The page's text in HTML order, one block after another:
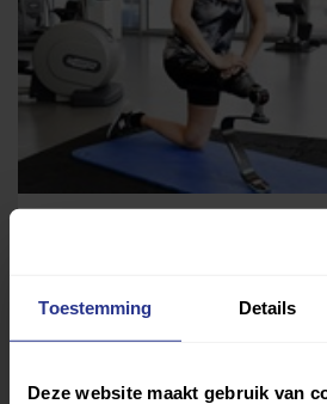
Toestemming Details
Deze website maakt gebruik van